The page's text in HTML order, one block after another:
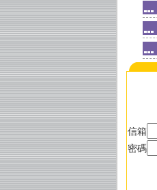
信箱
密碼